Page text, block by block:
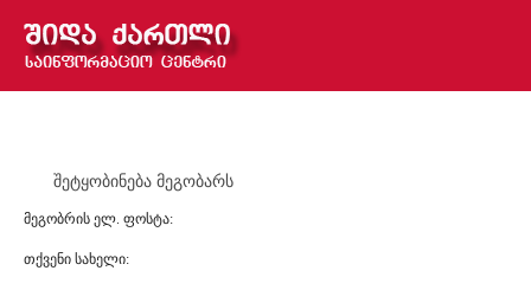
შეტყობინება მეგობარს
მეგობრის ელ. ფოსტა:
თქვენი სახელი: